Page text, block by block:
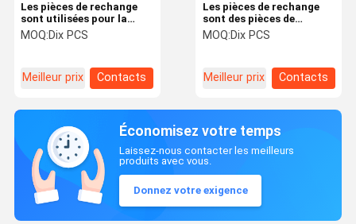
Les pièces de rechange
sont utilisées pour la
fabrication de pièces de
rechange.
MOQ:Dix PCS
Meilleur prix Contacts
Les pièces de rechange
sont des pièces de
rechange.
MOQ:Dix PCS
Meilleur prix Contacts
Économisez votre temps
Laissez-nous contacter les meilleurs
produits avec vous.
Donnez votre exigence